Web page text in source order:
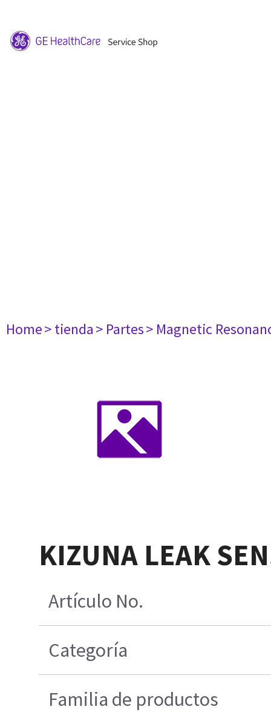
Home> tienda> Partes> Magnetic
KIZUNA LEAK
Artículo No.
Categoría
Familia de productos